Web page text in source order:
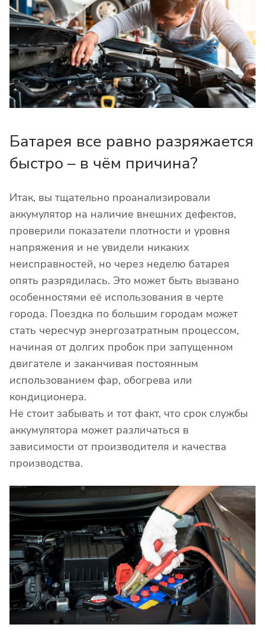
Батарея все равно разряжается
быстро – в чём причина?
Итак, вы тщательно проанализировали
аккумулятор на наличие внешних дефектов,
проверили показатели плотности и уровня
напряжения и не увидели никаких
неисправностей, но через неделю батарея
опять разрядилась. Это может быть вызвано
особенностями её использования в черте
города. Поездка по большим городам может
стать чересчур энергозатратным процессом,
начиная от долгих пробок при запущенном
двигателе и заканчивая постоянным
использованием фар, обогрева или
кондиционера.
Не стоит забывать и тот факт, что срок службы
аккумулятора может различаться в
зависимости от производителя и качества
производства.